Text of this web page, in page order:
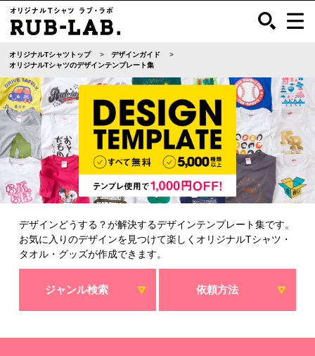
オリジナルTシャツトップ
デザインガイド
オリジナルTシャツのデザインテンプレート集
デザインどうする？が解決するデザインテンプレート集です。
お気に入りのデザインを見つけて楽しくオリジナルTシャツ・
タオル・グッズが作成できます。
ジャンル検索 依頼方法